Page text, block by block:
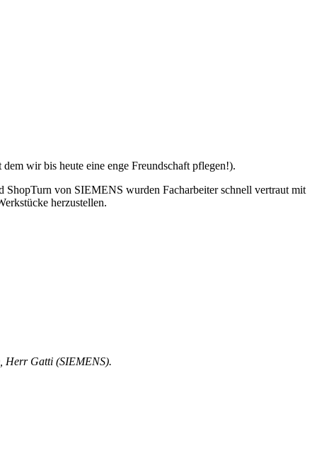
wir bis heute eine enge Freundschaft pflegen!).
von SIEMENS wurden Facharbeiter schnell vertraut mit
herzustellen.
Herr Gatti (SIEMENS).